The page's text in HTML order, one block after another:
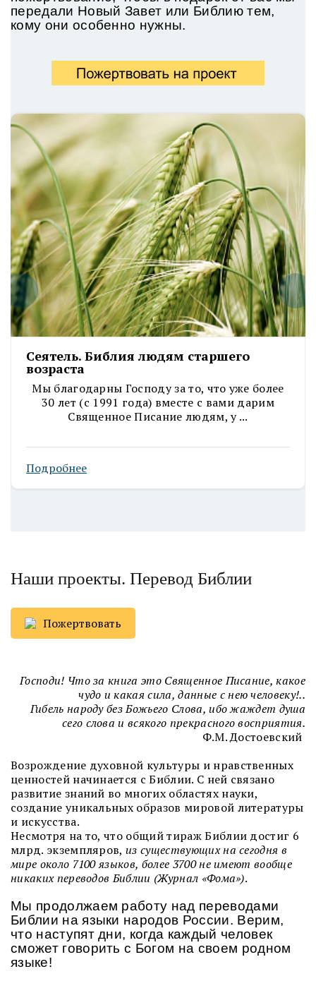
передали Новый Завет или Библию тем,
кому они особенно нужны.
Сеятель. Библия людям старшего
возраста
Мы благодарны Господу за то, что уже более
30 лет (с 1991 года) вместе с вами дарим
Священное Писание людям, у ...
Подробнее
Наши проекты. Перевод Библии
Пожертвовать
Господи! Что за книга это Священное Писание, какое
чудо и какая сила, данные с нею человеку!..
Гибель народу без Божьего Слова, ибо жаждет душа
сего слова и всякого прекрасного восприятия.
Ф.М. Достоевский
Возрождение духовной культуры и нравственных
ценностей начинается с Библии. С ней связано
развитие знаний во многих областях науки,
создание уникальных образов мировой литературы
и искусства.
Несмотря на то, что общий тираж Библии достиг 6
млрд. экземпляров,из существующих на сегодня в
мире около 7100 языков, более 3700 не имеют вообще
никаких переводов Библии (Журнал «Фома»).
Мы продолжаем работу над переводами
Библии на языки народов России. Верим,
что наступят дни, когда каждый человек
сможет говорить с Богом на своем родном
языке!